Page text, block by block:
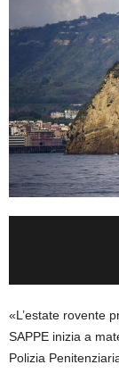
«L’estate rovente
SAPPE inizia a
Polizia